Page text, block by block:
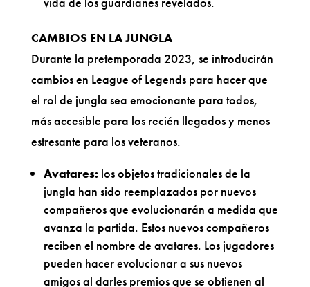
CAMBIOS EN LA JUNGLA
Durante la pretemporada 2023, se introducirán
cambios en League of Legends para hacer que
el rol de jungla sea emocionante para todos,
más accesible para los recién llegados y menos
estresante para los veteranos.
Avatares: los objetos tradicionales de la
jungla han sido reemplazados por nuevos
compañeros que evolucionarán a medida que
avanza la partida. Estos nuevos compañeros
reciben el nombre de avatares. Los jugadores
pueden hacer evolucionar a sus nuevos
amigos al darles premios que se obtienen al